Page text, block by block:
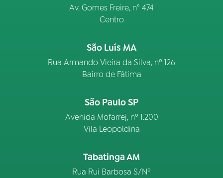
Av. Gomes Freire, n° 474
Centro
São Luís MA
Rua Armando Vieira da Silva, nº 126
Bairro de Fátima
São Paulo SP
Avenida Mofarrej, nº 1.200
Vila Leopoldina
Tabatinga AM
Rua Rui Barbosa S/Nº